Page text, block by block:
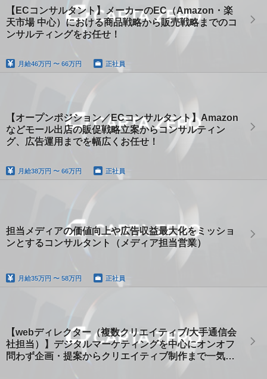
【ECコンサルタント】メーカーのEC（Amazon・楽
天市場 中心）における商品戦略から販売戦略までのコ
ンサルティングをお任せ！
月給46万円 〜 66万円 正社員
【オープンポジション／ECコンサルタント】Amazon
などモール出店の販促戦略立案からコンサルティン
グ、広告運用までを幅広くお任せ！
月給38万円 〜 66万円 正社員
担当メディアの価値向上や広告収益最大化をミッショ
ンとするコンサルタント（メディア担当営業）
月給35万円 〜 58万円 正社員
【webディレクター（複数クリエイティブ/大手通信会
社担当）】デジタルマーケティングを中心にオンオフ
問わず企画・提案からクリエイティブ制作まで一気通